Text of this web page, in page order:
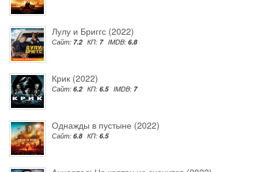
Лулу и Бриггс (2022)
Сайт: 7.2 КП: 7 IMDB: 6.8
Крик (2022)
Сайт: 6.2 КП: 6.5 IMDB: 7
Однажды в пустыне (2022)
Сайт: 6.8 КП: 6.5